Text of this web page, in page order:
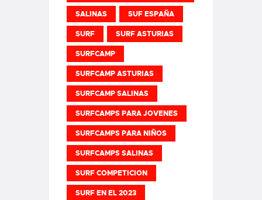
SALINAS SUF ESPAÑA
SURF SURF ASTURIAS
SURFCAMP
SURFCAMP ASTURIAS
SURFCAMP SALINAS
SURFCAMPS PARA JOVENES
SURFCAMPS PARA NIÑOS
SURFCAMPS SALINAS
SURF COMPETICION
SURF EN EL 2023